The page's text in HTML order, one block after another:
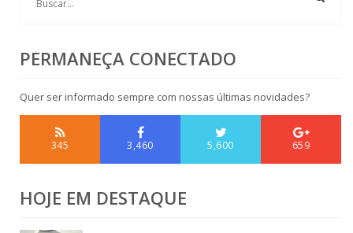
PERMANEÇA CONECTADO
Quer ser informado sempre com nossas últimas novidades?
345 3,460 5,600 659
HOJE EM DESTAQUE